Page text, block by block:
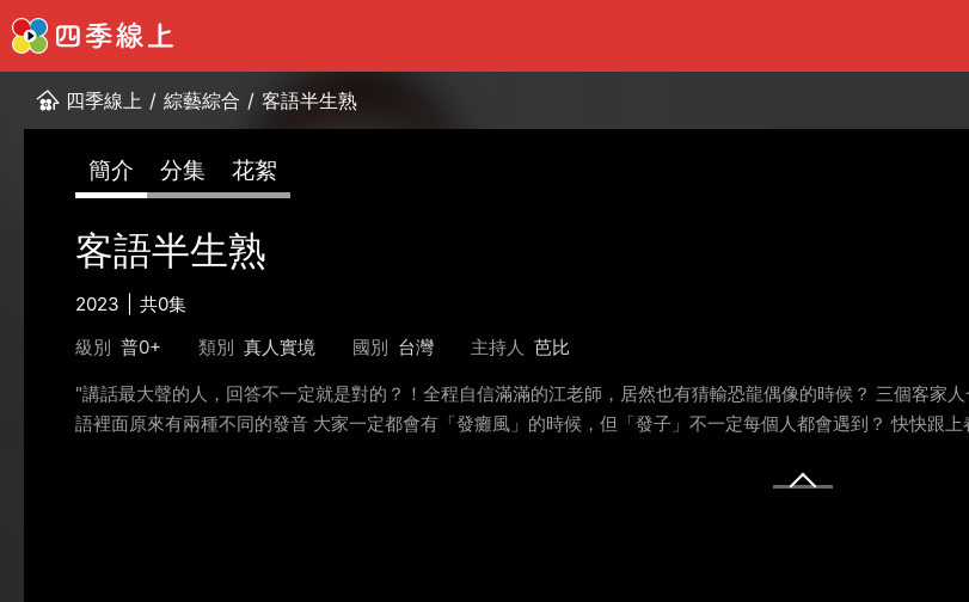
四季線上 / 綜藝綜合 / 客語半生熟
簡介 分集 花絮
客語半生熟
2023
共0集
級別 普0+ 類別 真人實境 國別 台灣 主持人 芭比
"講話最大聲的人，回答不一定就是對的？！全程自信滿滿的江老師，居然也有猜輸恐龍偶像的時候？ 三個客家
語裡面原來有兩種不同的發音 大家一定都會有「發癱風」的時候，但「發子」不一定每個人都會遇到？ 快快跟